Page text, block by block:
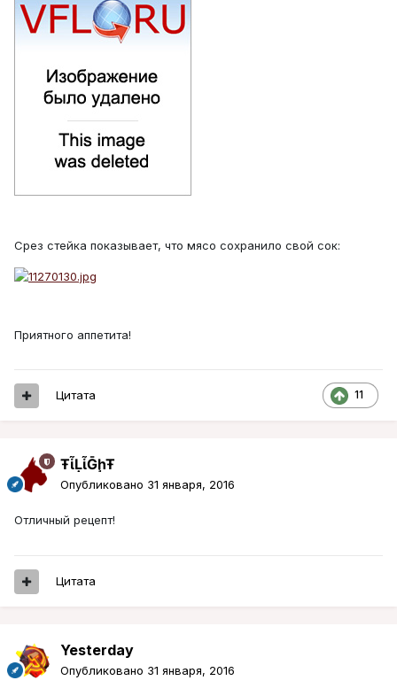
Срез стейка показывает, что мясо сохранило свой сок:
Приятного аппетита!
11
Цитата
ŦᾡἷḶἷḠḩŦ
Опубликовано 31 января, 2016
Отличный рецепт!
Цитата
Yesterday
Опубликовано 31 января, 2016